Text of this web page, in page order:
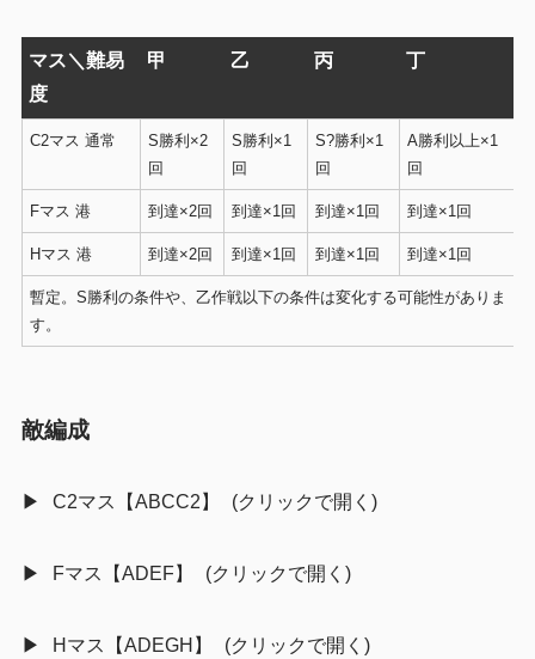
マス＼難易
度
甲 乙 丙 丁
C2マス 通常
S勝利×2
回
S勝利×1
回
S?勝利×1
回
A勝利以上×1
回
Fマス 港 到達×2回 到達×1回 到達×1回 到達×1回
Hマス 港 到達×2回 到達×1回 到達×1回 到達×1回
暫定。S勝利の条件や、乙作戦以下の条件は変化する可能性がありま
す。
敵編成
C2マス【ABCC2】
Fマス【ADEF】
Hマス【ADEGH】